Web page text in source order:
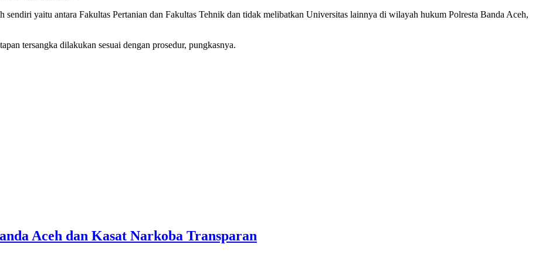
yaitu antara Fakultas Pertanian dan Fakultas Tehnik dan tidak melibatkan Universitas lainnya di wilayah hukum Polresta Banda Aceh,
tersangka dilakukan sesuai dengan prosedur, pungkasnya.
Aceh dan Kasat Narkoba Transparan